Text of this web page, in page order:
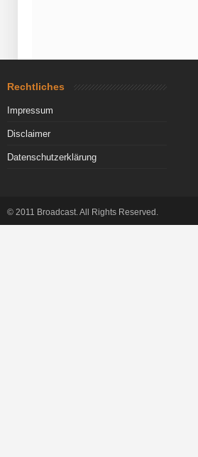
Rechtliches
Impressum
Disclaimer
Datenschutzerklärung
© 2011 Broadcast. All Rights Reserved.